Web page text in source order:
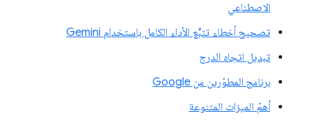
الاصطناعي
تصحيح أخطاء تتبُّع الأداء الكامل باستخدام Gemini
تبديل اتجاه الدرج
برنامج المطوّرين من Google
أهمّ الميزات المتنوعة